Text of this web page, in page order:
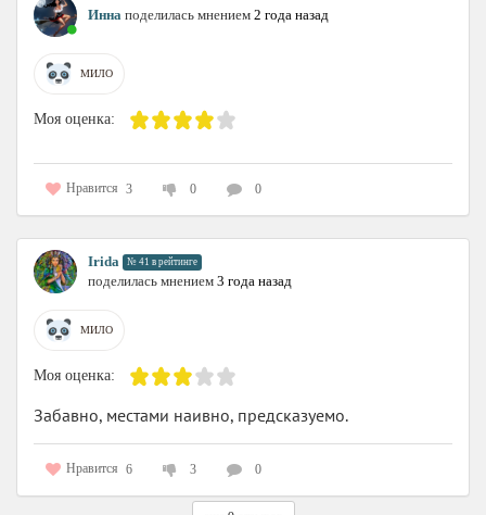
Инна поделилась мнением 2 года назад
МИЛО
Моя оценка:
Нравится 3 0 0
Irida № 41 в рейтинге
поделилась мнением 3 года назад
МИЛО
Моя оценка:
Забавно, местами наивно, предсказуемо.
Нравится 6 3 0